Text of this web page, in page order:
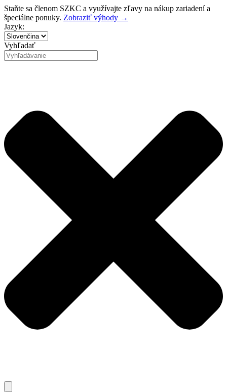
Preskočiť
na
obsah
Staňte sa členom SZKC a využívajte zľavy na nákup zariadení a
špeciálne ponuky. Zobraziť výhody →
Jazyk:
Vyhľadať